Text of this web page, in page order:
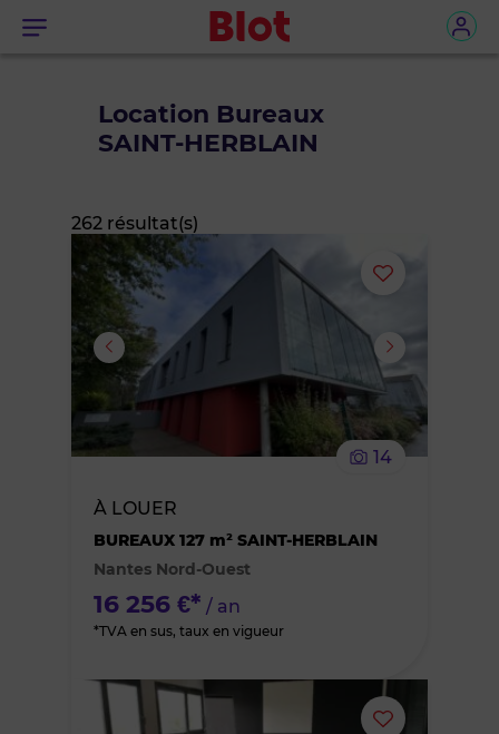
Menu
Location Bureaux
SAINT-HERBLAIN
262 résultat(s)
Ajouter
supprimer
le
14
À LOUER
BUREAUX 127 m² SAINT-HERBLAIN
Nantes Nord-Ouest
16 256 €* / an
*TVA en sus, taux en vigueur
Ajouter